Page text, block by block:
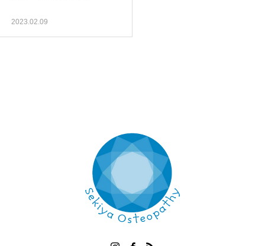
2023.02.09